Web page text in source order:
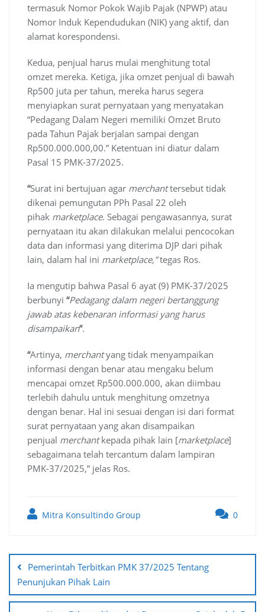
termasuk Nomor Pokok Wajib Pajak (NPWP) atau
Nomor Induk Kependudukan (NIK) yang aktif, dan
alamat korespondensi.
Kedua, penjual harus mulai menghitung total
omzet mereka. Ketiga, jika omzet penjual di bawah
Rp500 juta per tahun, mereka harus segera
menyiapkan surat pernyataan yang menyatakan
“Pedagang Dalam Negeri memiliki Omzet Bruto
pada Tahun Pajak berjalan sampai dengan
Rp500.000.000,00.” Ketentuan ini diatur dalam
Pasal 15 PMK-37/2025.
“Surat ini bertujuan agar merchanttersebut tidak
dikenai pemungutan PPh Pasal 22 oleh
pihak marketplace. Sebagai pengawasannya, surat
pernyataan itu akan dilakukan melalui pencocokan
data dan informasi yang diterima DJP dari pihak
lain, dalam hal ini marketplace,”tegas Ros.
Ia mengutip bahwa Pasal 6 ayat (9) PMK-37/2025
berbunyi “Pedagang dalam negeri bertanggung
jawab atas kebenaran informasi yang harus
disampaikan”.
“Artinya, merchantyang tidak menyampaikan
informasi dengan benar atau mengaku belum
mencapai omzet Rp500.000.000, akan diimbau
terlebih dahulu untuk menghitung omzetnya
dengan benar. Hal ini sesuai dengan isi dari format
surat pernyataan yang akan disampaikan
penjual merchantkepada pihak lain [marketplace]
sebagaimana telah tercantum dalam lampiran
PMK-37/2025,” jelas Ros.
Mitra Konsultindo Group 0
navigation
Pemerintah Terbitkan PMK 37/2025 Tentang
Penunjukan Pihak Lain